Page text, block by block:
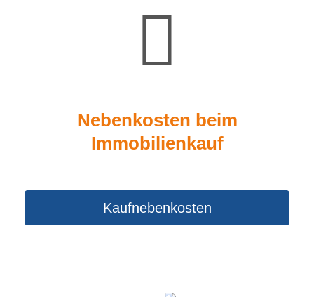
Nebenkosten beim
Immobilienkauf
Kaufnebenkosten